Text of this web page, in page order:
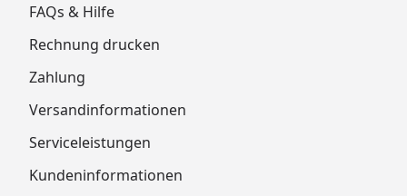
FAQs & Hilfe
Rechnung drucken
Zahlung
Versandinformationen
Serviceleistungen
Kundeninformationen